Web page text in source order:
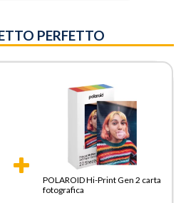
PERFETTO
POLAROID Hi-Print Gen 2 carta
fotografica